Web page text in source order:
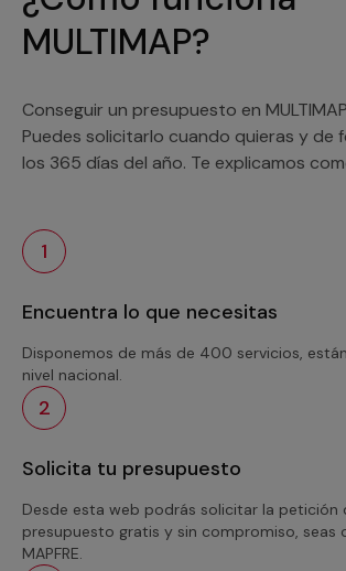
MULTIMAP?
Conseguir un presupuesto en
Puedes solicitarlo cuando quieras y de
los 365 días del año. Te explicamos
1
Encuentra lo que necesitas
Disponemos de más de 400 servicios,
nivel nacional.
2
Solicita tu presupuesto
Desde esta web podrás solicitar la petición
presupuesto gratis y sin compromiso, seas
MAPFRE.